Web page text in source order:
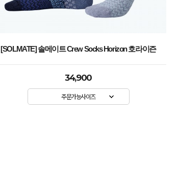
[SOLMATE] 솔메이트 Crew Socks Horizon 호라이즌
34,900
주문가능사이즈